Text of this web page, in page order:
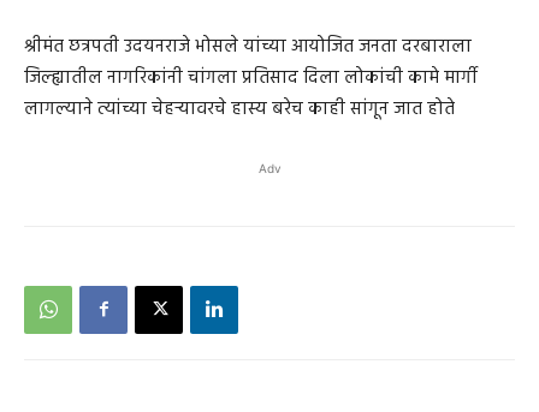
श्रीमंत छत्रपती उदयनराजे भोसले यांच्या आयोजित जनता दरबाराला
जिल्ह्यातील नागरिकांनी चांगला प्रतिसाद दिला लोकांची कामे मार्गी
लागल्याने त्यांच्या चेहऱ्यावरचे हास्य बरेच काही सांगून जात होते
Adv